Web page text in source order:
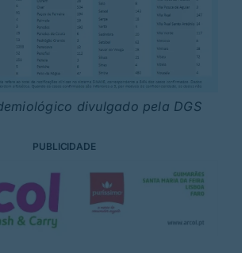
divulgado pela DGS
PUBLICIDADE